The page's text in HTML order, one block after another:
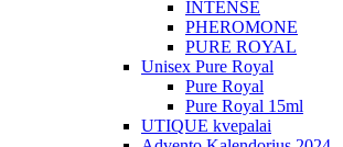
INTENSE
PHEROMONE
PURE ROYAL
Unisex Pure Royal
Pure Royal
Pure Royal 15ml
UTIQUE kvepalai